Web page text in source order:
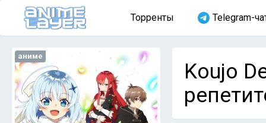
Торренты Telegram-
аниме
Koujo